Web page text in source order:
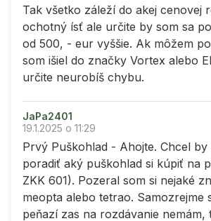
Tak všetko záleží do akej cenovej
ochotný ísť ale určite by som sa
od 500, - eur vyššie. Ak môžem
som išiel do značky Vortex alebo
určite neurobíš chybu.
JaPa2401
19.1.2025 o 11:29
Prvý Puškohlad - Ahojte. Chcel by
poradiť aký puškohlad si kúpiť na
ZKK 601). Pozeral som si nejaké
meopta alebo tetrao. Samozrejme
peňazí zas na rozdávanie nemám,